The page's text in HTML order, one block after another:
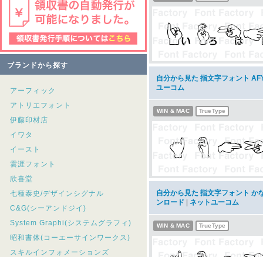
ブランドから探す
アーフィック
アトリエフォント
伊藤印材店
イワタ
イースト
雲涯フォント
欣喜堂
七種泰史/デザインシグナル
C&G(シーアンドジイ)
System Graphi(システムグラフィ)
昭和書体(コーエーサインワークス)
スキルインフォメーションズ
自分から見た 指文字フォント
ユーコム
WIN & MAC TrueType
自分から見た 指文字フォント
ンロード
ネットユーコム
WIN & MAC TrueType